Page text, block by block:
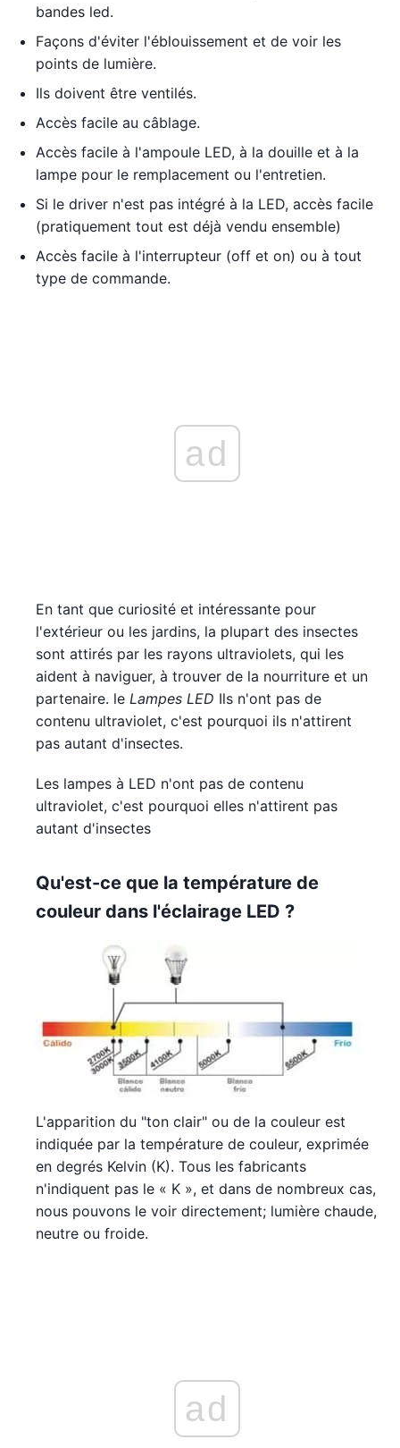
bandes led.
Façons d'éviter l'éblouissement et de voir les
points de lumière.
Ils doivent être ventilés.
Accès facile au câblage.
Accès facile à l'ampoule LED, à la douille et à la
lampe pour le remplacement ou l'entretien.
Si le driver n'est pas intégré à la LED, accès facile
(pratiquement tout est déjà vendu ensemble)
Accès facile à l'interrupteur (off et on) ou à tout
type de commande.
ad
En tant que curiosité et intéressante pour
l'extérieur ou les jardins, la plupart des insectes
sont attirés par les rayons ultraviolets, qui les
aident à naviguer, à trouver de la nourriture et un
partenaire. le Lampes LED Ils n'ont pas de
contenu ultraviolet, c'est pourquoi ils n'attirent
pas autant d'insectes.
Les lampes à LED n'ont pas de contenu
ultraviolet, c'est pourquoi elles n'attirent pas
autant d'insectes
Qu'est-ce que la température de
couleur dans l'éclairage LED ?
L'apparition du "ton clair" ou de la couleur est
indiquée par la température de couleur, exprimée
en degrés Kelvin (K). Tous les fabricants
n'indiquent pas le « K », et dans de nombreux cas,
nous pouvons le voir directement; lumière chaude,
neutre ou froide.
ad